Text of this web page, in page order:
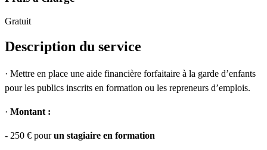
Gratuit
Description du service
· Mettre en place une aide financière forfaitaire à la garde d’enfants
pour les publics inscrits en formation ou les repreneurs d’emplois.
· Montant :
- 250 € pourun stagiaire en formation